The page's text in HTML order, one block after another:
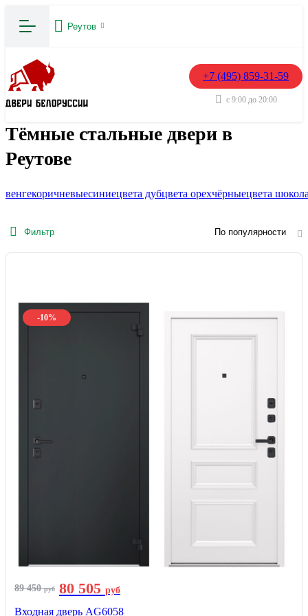
Реутов
+7 (495) 859-31-59
с 9:00 до 20:00
Тёмные стальные двери в
Реутове
венгекоричневыесиниецвета дубцвета орехчёрныецвета
Фильтр По популярности
-10%
89 450руб 80 505 руб
Входная дверь AG6058